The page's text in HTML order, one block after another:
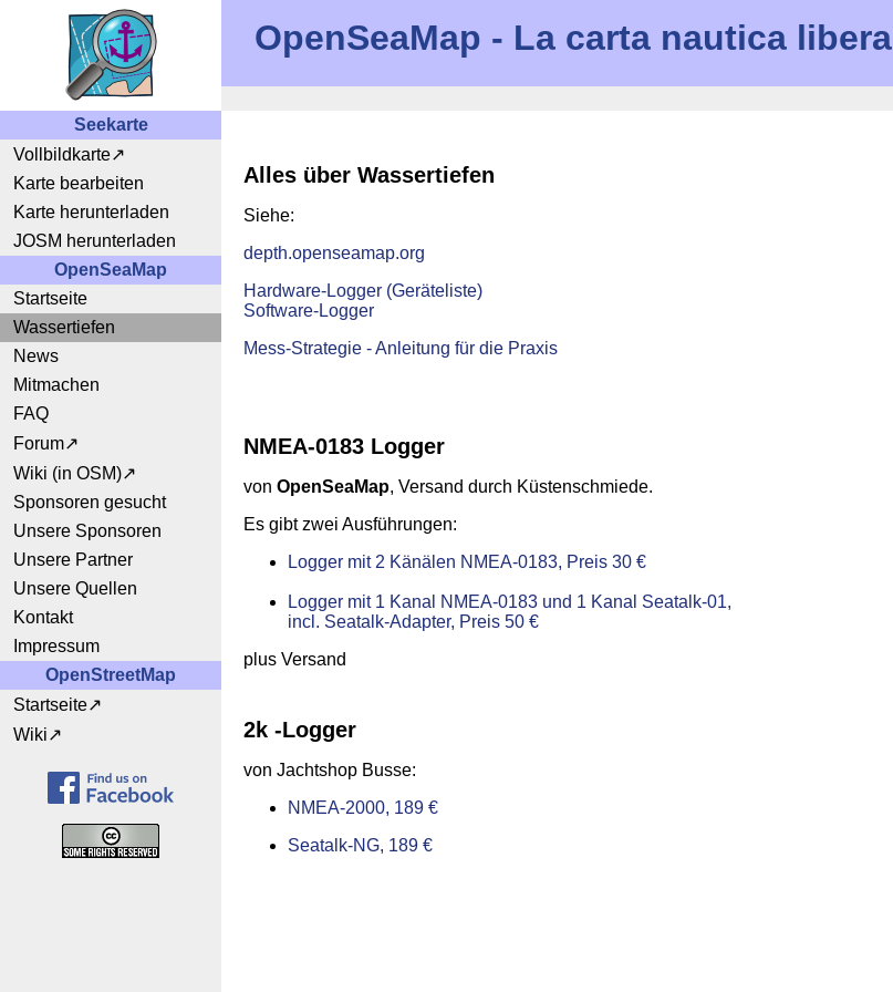
OpenSeaMap - La carta nautica libera
Seekarte
Vollbildkarte
Karte bearbeiten
Karte herunterladen
JOSM herunterladen
OpenSeaMap
Startseite
Wassertiefen
News
Mitmachen
FAQ
Forum
Wiki (in OSM)
Sponsoren gesucht
Unsere Sponsoren
Unsere Partner
Unsere Quellen
Kontakt
Impressum
OpenStreetMap
Startseite
Wiki
Alles über Wassertiefen
Siehe:
depth.openseamap.org
Hardware-Logger (Geräteliste)
Software-Logger
Mess-Strategie - Anleitung für die Praxis
NMEA-0183 Logger
von OpenSeaMap, Versand durch Küstenschmiede.
Es gibt zwei Ausführungen:
Logger mit 2 Känälen NMEA-0183, Preis 30 €
Logger mit 1 Kanal NMEA-0183 und 1 Kanal Seatalk-01,
incl. Seatalk-Adapter, Preis 50 €
plus Versand
2k -Logger
von Jachtshop Busse:
NMEA-2000, 189 €
Seatalk-NG, 189 €